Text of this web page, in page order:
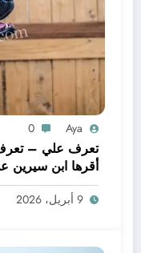
Aya
0
تعرف علي – تعرف
أقرها ابن سيرين
لحم – بالتفصيل
9 أبريل، 2026